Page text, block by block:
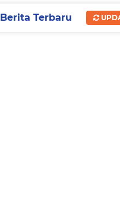
Berita Terbaru